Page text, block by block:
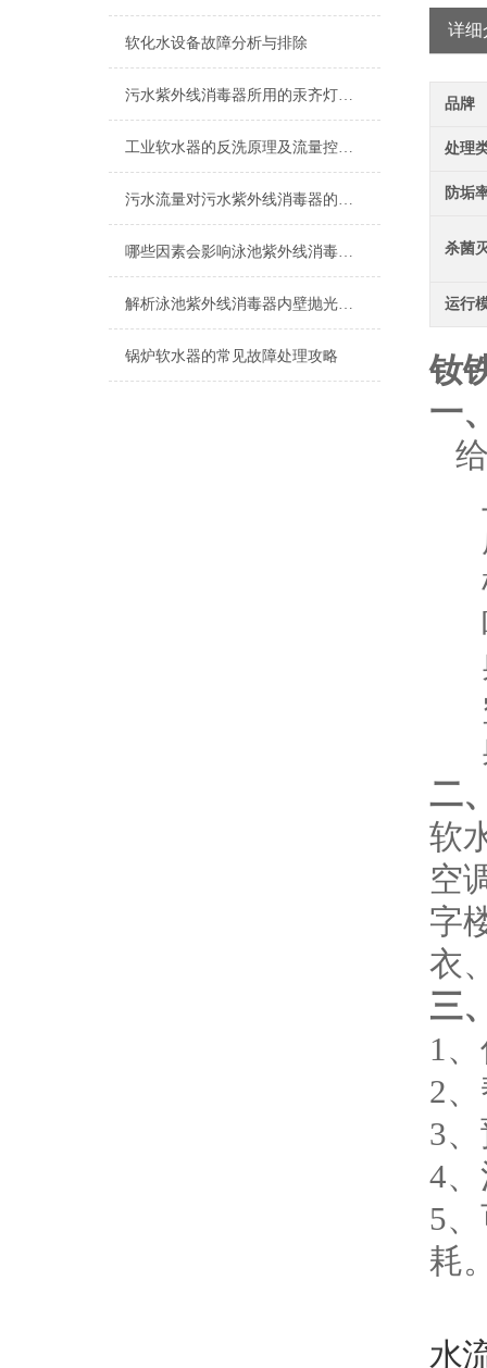
软化水设备故障分析与排除
污水紫外线消毒器所用的汞齐灯有哪些特征？
工业软水器的反洗原理及流量控制说明
污水流量对污水紫外线消毒器的影响分析
哪些因素会影响泳池紫外线消毒器的使用效果？
解析泳池紫外线消毒器内壁抛光之谜
锅炉软水器的常见故障处理攻略
详细
品牌
处理
防垢
杀菌
运行
钕
一
二
软
空
字
衣
三
1
2
3
4
5
耗
水